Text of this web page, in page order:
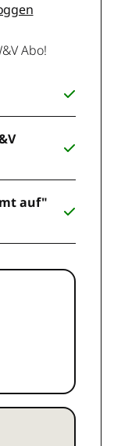
Abo!
auf"